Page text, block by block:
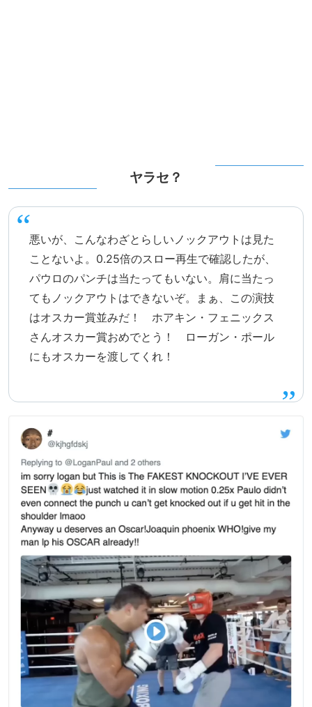
ヤラセ？
悪いが、こんなわざとらしいノックアウトは見た
ことないよ。0.25倍のスロー再生で確認したが、
パウロのパンチは当たってもいない。肩に当たっ
てもノックアウトはできないぞ。まぁ、この演技
はオスカー賞並みだ！ ホアキン・フェニックス
さんオスカー賞おめでとう！ ローガン・ポール
にもオスカーを渡してくれ！